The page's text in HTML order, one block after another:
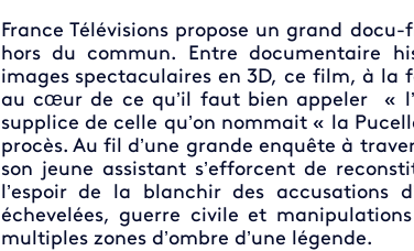
France Télévisions propose un grand
hors du commun. Entre documentaire
images spectaculaires en 3D, ce film, à la
au cœur de ce qu’il faut bien appeler «
supplice de celle qu’on nommait « la
procès. Au fil d’une grande enquête à
son jeune assistant s’efforcent de
l’espoir de la blanchir des accusations
échevelées, guerre civile et
multiples zones d’ombre d’une légende.